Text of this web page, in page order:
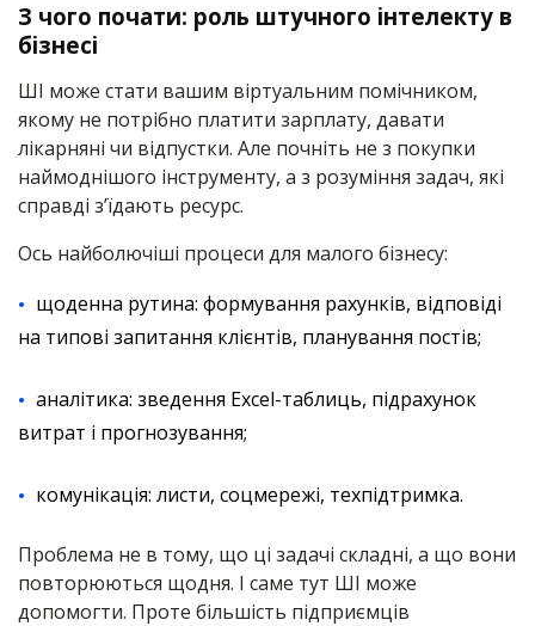
З чого почати: роль штучного інтелекту в
бізнесі
ШІ може стати вашим віртуальним помічником,
якому не потрібно платити зарплату, давати
лікарняні чи відпустки. Але почніть не з покупки
наймоднішого інструменту, а з розуміння задач, які
справді з’їдають ресурс.
Ось найболючіші процеси для малого бізнесу:
щоденна рутина: формування рахунків, відповіді
на типові запитання клієнтів, планування постів;
аналітика: зведення Excel-таблиць, підрахунок
витрат і прогнозування;
комунікація: листи, соцмережі, техпідтримка.
Проблема не в тому, що ці задачі складні, а що вони
повторюються щодня. І саме тут ШІ може
допомогти. Проте більшість підприємців